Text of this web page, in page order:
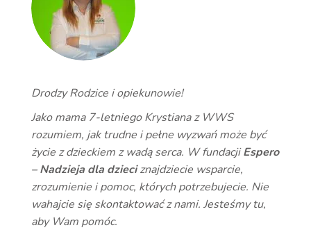
Drodzy Rodzice i opiekunowie!
Jako mama 7-letniego Krystiana z WWS
rozumiem, jak trudne i pełne wyzwań może być
życie z dzieckiem z wadą serca. W fundacjiEspero
– Nadzieja dla dzieciznajdziecie wsparcie,
zrozumienie i pomoc, których potrzebujecie. Nie
wahajcie się skontaktować z nami. Jesteśmy tu,
aby Wam pomóc.